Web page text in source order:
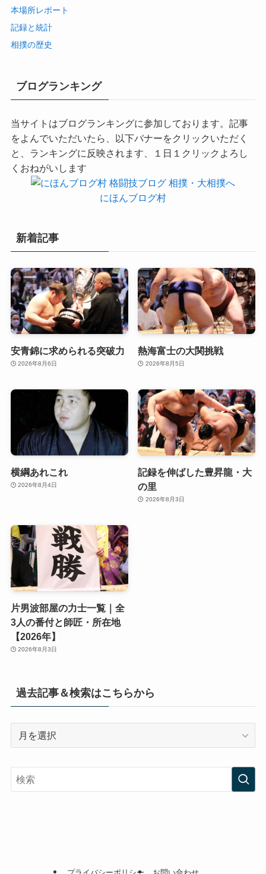
本場所レポート
記録と統計
相撲の歴史
ブログランキング
当サイトはブログランキングに参加しております。記事
をよんでいただいたら、以下バナーをクリックいただく
と、ランキングに反映されます、１日１クリックよろし
くおねがいします
にほんブログ村
新着記事
安青錦に求められる突破力
2026年8月6日
熱海富士の大関挑戦
2026年8月5日
横綱あれこれ
2026年8月4日
記録を伸ばした豊昇龍・大
の里
2026年8月3日
片男波部屋の力士一覧｜全
3人の番付と師匠・所在地
【2026年】
2026年8月3日
過去記事＆検索はこちらから
事
＆